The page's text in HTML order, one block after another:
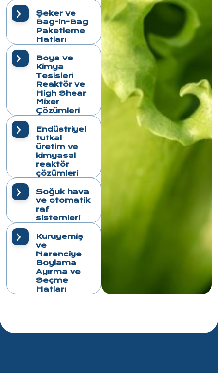
Şeker ve
Bag-in-Bag
Paketleme
Hatları
Boya ve
Kimya
Tesisleri
Reaktör ve
High Shear
Mixer
Çözümleri
Endüstriyel
tutkal
üretim ve
kimyasal
reaktör
çözümleri
Soğuk hava
ve otomatik
raf
sistemleri
Kuruyemiş
ve
Narenciye
Boylama
Ayırma ve
Seçme
Hatları